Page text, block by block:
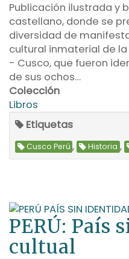
Publicación ilustrada y
castellano, donde se
diversidad de
cultural inmaterial de
- Cusco, que fueron
de sus ochos…
Colección
Libros
Etiquetas
Cusco Perú , Historia ,
PERÚ: País
cultual